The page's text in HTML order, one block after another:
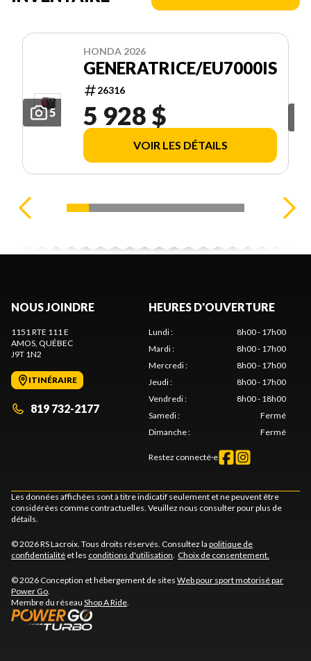
5
HONDA 2026
GENERATRICE/EU7000IS
26316
5 928 $
VOIR LES DÉTAILS
NOUS JOINDRE
1151 RTE 111 E
AMOS , QUÉBEC
J9T 1N2
ITINÉRAIRE
819 732-2177
HEURES D'OUVERTURE
Lundi:
8h00 - 17h00
Mardi:
8h00 - 17h00
Mercredi:
8h00 - 17h00
Jeudi:
8h00 - 17h00
Vendredi:
8h00 - 18h00
Samedi:
Fermé
Dimanche: Fermé
Restez connecté·e
Les données affichées sont à titre indicatif seulement et ne peuvent être
considérées comme contractuelles. Veuillez nous consulter pour plus de
détails.
© 2026 RS Lacroix. Tous droits réservés. Consultez la politique de
confidentialité et les conditions d'utilisation Choix de consentement.
© 2026 Conception et hébergement de sites Web pour sport motorisé par
Power Go
Membre du réseau Shop A Ride